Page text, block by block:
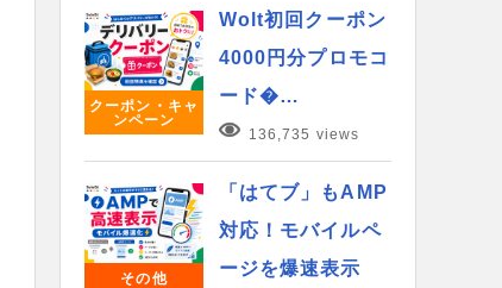
クーポン・キャ
ンペーン
Wolt初回クーポン
4000円分プロモコ
ード�…
136,735 views
その他
「はてブ」もAMP
対応！モバイルペ
ージを爆速表示